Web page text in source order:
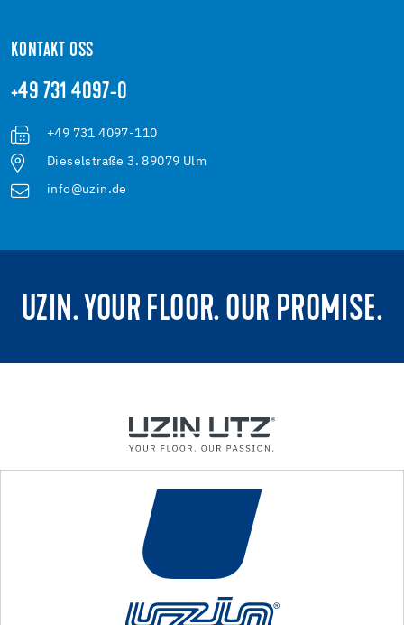
KONTAKT OSS
+49 731 4097-0
+49 731 4097-110
Dieselstraße 3. 89079 Ulm
info@uzin.de
UZIN. YOUR FLOOR. OUR PROMISE.